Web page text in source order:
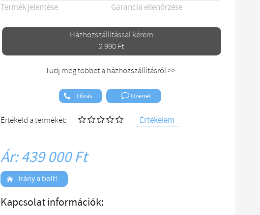
Termék jelentése
Garancia ellenőrzése
Házhozszállítással kérem
2 990 Ft
Tudj meg többet a házhozszállításról >>
Hívás Üzenet
Értékeld a terméket: Értékelem
Ár: 439 000 Ft
Irány a bolt!
Kapcsolat információk: